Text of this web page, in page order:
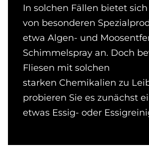
In solchen Fällen bietet
von besonderen
etwa Algen- und
Schimmelspray an. Doch
Fliesen mit solchen
starken Chemikalien zu
probieren Sie es zunächst
etwas Essig- oder